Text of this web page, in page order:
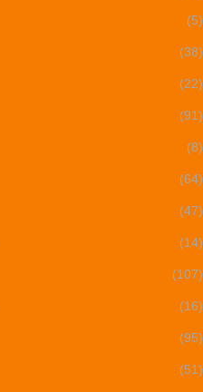
(5)
(38)
(22)
(91)
(8)
(64)
(47)
(14)
(107)
(16)
(95)
(51)